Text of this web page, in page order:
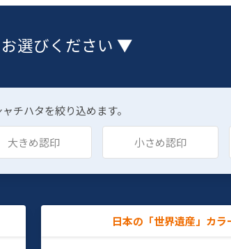
選びください ▼
チハタを絞り込めます。
大きめ認印 小さめ認印
日本の「世界遺産」カラ